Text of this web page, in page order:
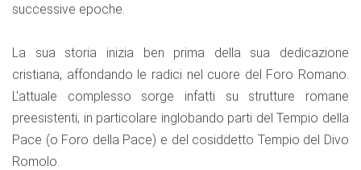
successive epoche.
La sua storia inizia ben prima della sua dedicazione
cristiana, affondando le radici nel cuore del Foro Romano.
L'attuale complesso sorge infatti su strutture romane
preesistenti, in particolare inglobando parti del Tempio della
Pace (o Foro della Pace) e del cosiddetto Tempio del Divo
Romolo.